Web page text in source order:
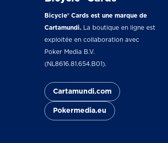
Bicycle® Cards est une marque de
Cartamundi.
La boutique en ligne est
exploitée en collaboration avec
Poker Media B.V.
(NL8616.81.654.B01).
Cartamundi.com
Pokermedia.eu